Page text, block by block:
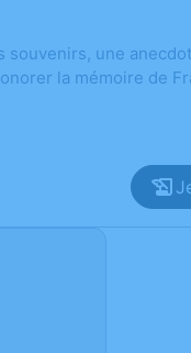
une
la mémoire de